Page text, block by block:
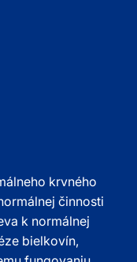
krvného
činnosti
k normálnej
bielkovín,